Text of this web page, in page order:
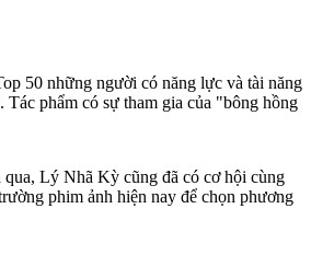
50 những người có năng lực và tài năng
phẩm có sự tham gia của "bông hồng
Lý Nhã Kỳ cũng đã có cơ hội cùng
phim ảnh hiện nay để chọn phương